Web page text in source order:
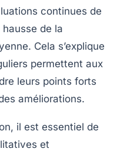
continues de
de la
Cela s’explique
permettent aux
leurs points forts
améliorations.
il est essentiel de
et